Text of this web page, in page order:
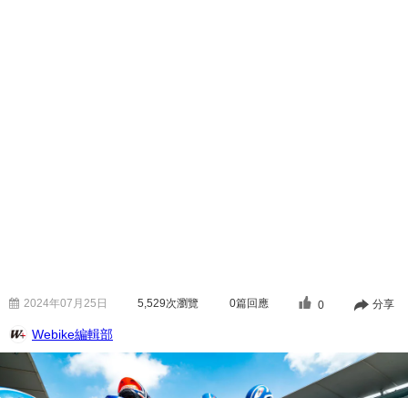
2024年07月25日 5,529次瀏覽 0篇回應 0 分享
Webike編輯部